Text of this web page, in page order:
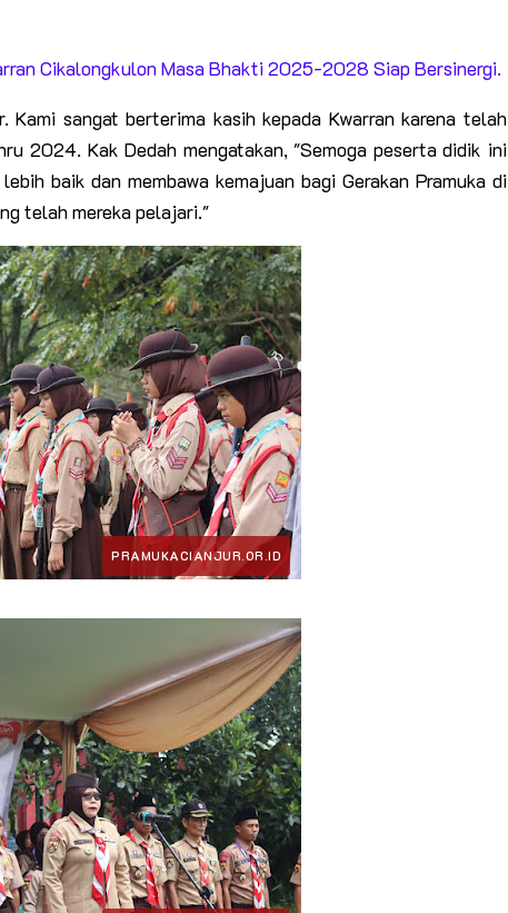
Cikalongkulon Masa Bhakti 2025-2028 Siap Bersinergi.
Kami sangat berterima kasih kepada Kwarran karena telah
2024. Kak Dedah mengatakan, "Semoga peserta didik ini
baik dan membawa kemajuan bagi Gerakan Pramuka di
telah mereka pelajari."